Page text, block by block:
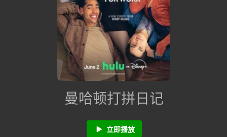
曼哈顿打拼日记
立即播放